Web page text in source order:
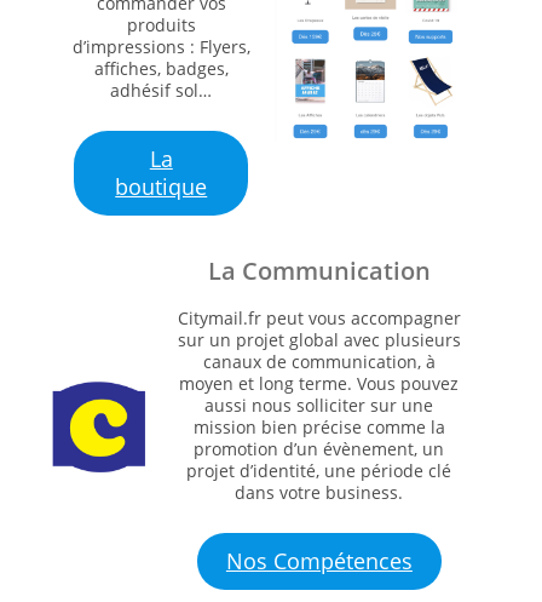
produits
d’impressions : Flyers,
affiches, badges,
adhésif sol…
La
boutique
La Communication
Citymail.fr peut vous accompagner
sur un projet global avec plusieurs
canaux de communication, à
moyen et long terme. Vous pouvez
aussi nous solliciter sur une
mission bien précise comme la
promotion d’un évènement, un
projet d’identité, une période clé
dans votre business.
Nos Compétences